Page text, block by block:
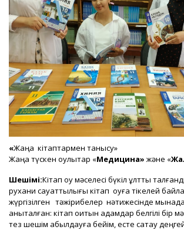
«Жаңа кітаптармен танысу»
Жаңа түскен оқулықтар «Медицина» және «
Шешімі:Кітап оқу мәселесі бүкіл ұлтты
рухани сауаттылығы кітап оқуға тікелей
жүргізілген тәжірибелер нәтижесінде
анықталған: кітап оқитын адамдар белгілі бір
тез шешім қабылдауға бейім, есте сақтау